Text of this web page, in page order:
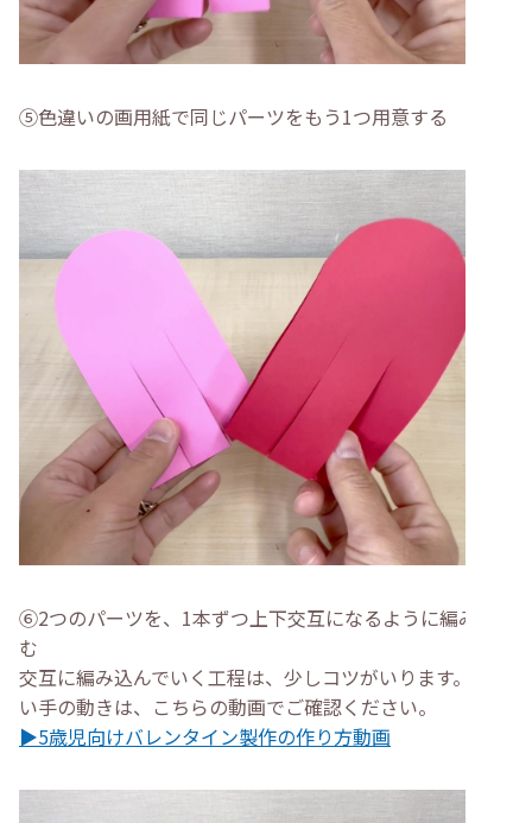
➄色違いの画用紙で同じパーツをもう1つ用意する
⑥2つのパーツを、1本ずつ上下交互になるように編み込
む
交互に編み込んでいく工程は、少しコツがいります。詳し
い手の動きは、こちらの動画でご確認ください。
▶5歳児向けバレンタイン製作の作り方動画